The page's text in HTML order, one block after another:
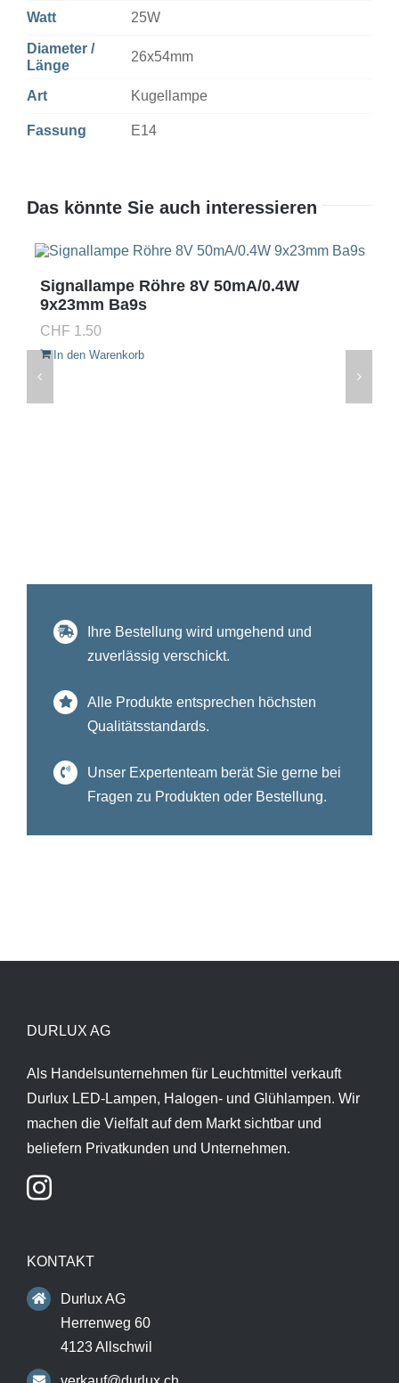
Watt 25W
Diameter /
Länge
26x54mm
Art Kugellampe
Fassung E14
Das könnte Sie auch interessieren
Signallampe Röhre 8V 50mA/0.4W
9x23mm Ba9s
CHF 1.50
In den Warenkorb
Ihre Bestellung wird umgehend und
zuverlässig verschickt.
Alle Produkte entsprechen höchsten
Qualitätsstandards.
Unser Expertenteam berät Sie gerne bei
Fragen zu Produkten oder Bestellung.
DURLUX AG
Als Handelsunternehmen für Leuchtmittel verkauft
Durlux LED-Lampen, Halogen- und Glühlampen. Wir
machen die Vielfalt auf dem Markt sichtbar und
beliefern Privatkunden und Unternehmen.
KONTAKT
Durlux AG
Herrenweg 60
4123 Allschwil